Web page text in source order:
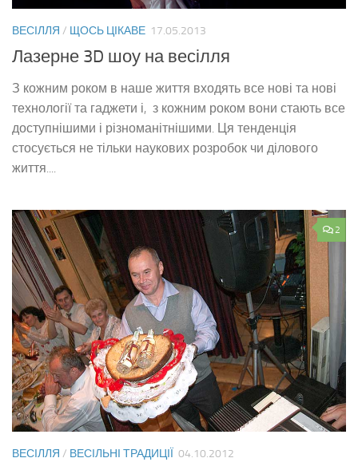
ВЕСІЛЛЯ / ЩОСЬ ЦІКАВЕ 17.05.2013
Лазерне 3D шоу на весілля
З кожним роком в наше життя входять все нові та нові
технології та гаджети і, з кожним роком вони стають все
доступнішими і різноманітнішими. Ця тенденція
стосується не тільки наукових розробок чи ділового
життя....
2
ВЕСІЛЛЯ / ВЕСІЛЬНІ ТРАДИЦІЇ 04.10.2012